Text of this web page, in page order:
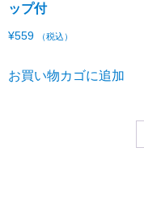
ップ付
¥559 （税込）
お買い物カゴに追加